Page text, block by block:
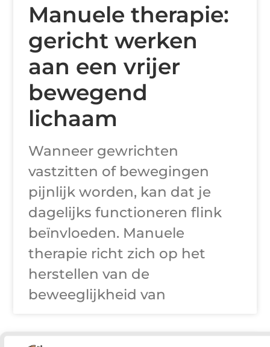
Manuele therapie:
gericht werken
aan een vrijer
bewegend
lichaam
Wanneer gewrichten
vastzitten of bewegingen
pijnlijk worden, kan dat je
dagelijks functioneren flink
beïnvloeden. Manuele
therapie richt zich op het
herstellen van de
beweeglijkheid van